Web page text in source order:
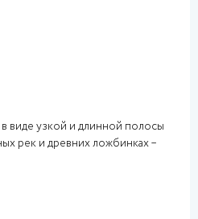
виде узкой и длинной полосы
рек и древних ложбинках –